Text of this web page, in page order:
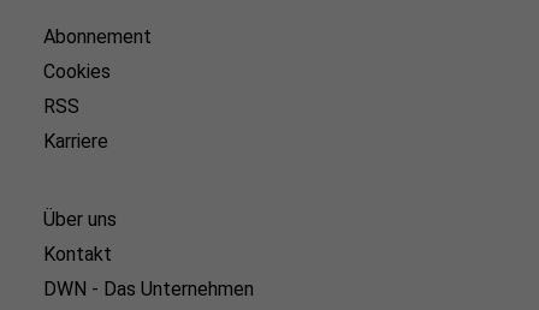
Abonnement
Cookies
RSS
Karriere
Über uns
Kontakt
DWN - Das Unternehmen